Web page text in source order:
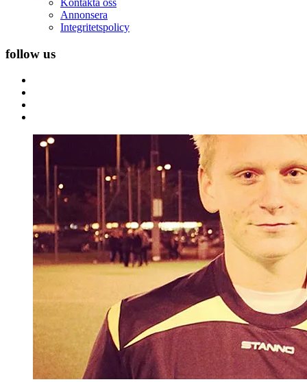
Kontakta oss
Annonsera
Integritetspolicy
follow us